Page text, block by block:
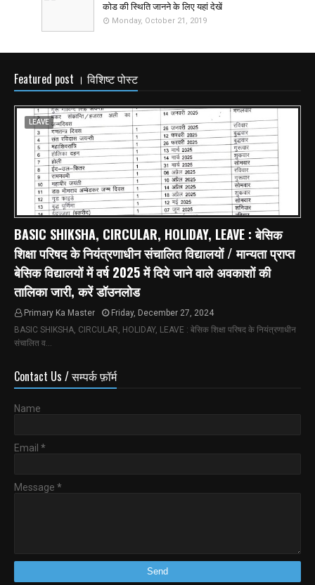
कोड की स्थिति जानने के लिए यहां देखें
Monday, October 21, 2019
Featured post । विशिष्ट पोस्ट
LEAVE
BASIC SHIKSHA, CIRCULAR, HOLIDAY, LEAVE : बेसिक
शिक्षा परिषद के नियंत्रणाधीन संचालित विद्यालयों / मान्यता प्राप्त
बेसिक विद्यालयों में वर्ष 2025 में दिये जाने वाले अवकाशों की
तालिका जारी, करें डॉउनलोड
Primary Ka Master
Friday, December 27, 2024
BASIC SHIKSHA, CIRCULAR, HOLIDAY, LEAVE : बेसिक शिक्षा परिषद के नियंत्रणाधीन
संचालित व…
Contact Us / सम्पर्क फ़ॉर्म
Name
Email *
Message *